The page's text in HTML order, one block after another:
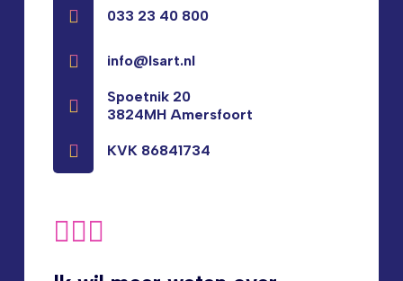
033 23 40 800
info@lsart.nl
Spoetnik 20
3824MH Amersfoort
KVK 86841734